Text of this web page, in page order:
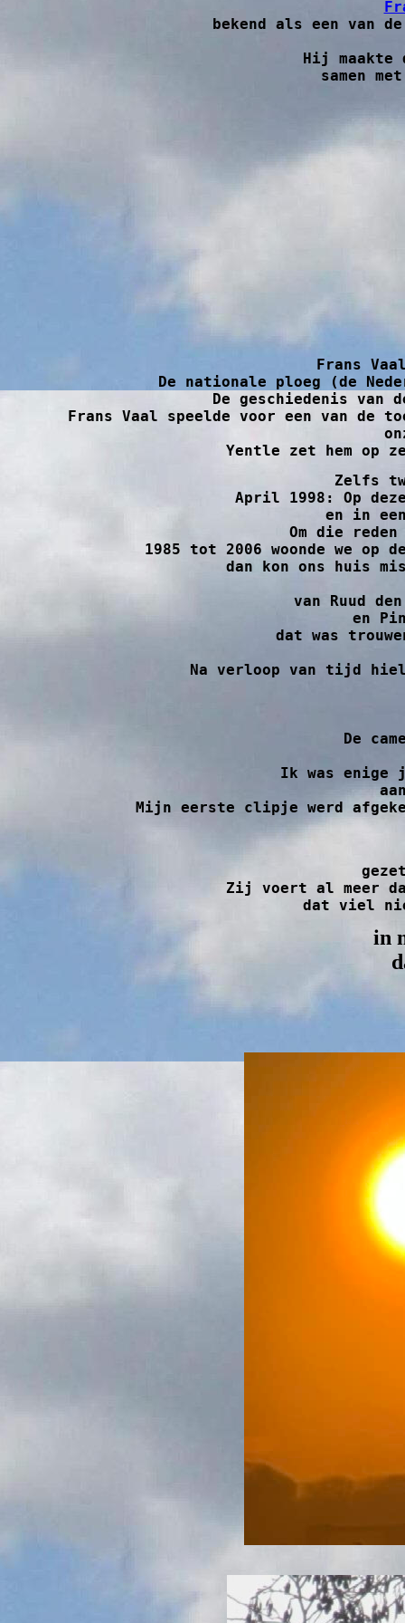
Hij
Frans
De nationale ploeg (de
De geschiedenis van
Frans Vaal speelde voor een van de
Yentle zet hem op
Zelfs
April 1998: Op
Om die
1985 tot 2006 woonde we op
van Ruud
dat was
Na verloop van tijd
Ik was
aan de gang als clipmaker moderator niet helemaal zonder problemen.
Mijn eerste clipje werd
dat viel
in